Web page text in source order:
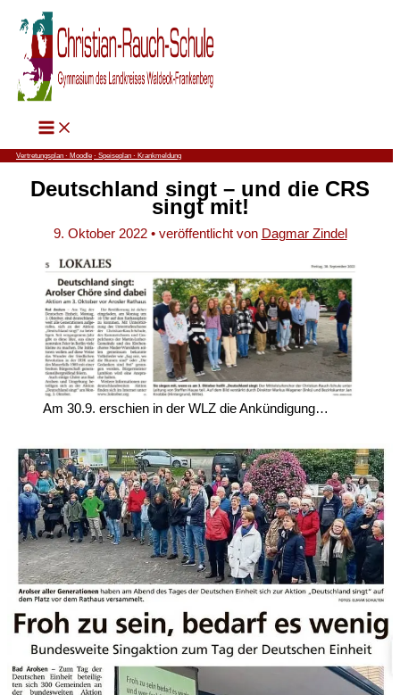
Zum
Inhalt
springen
Vertretungsplan ⋅ Moodle ⋅ Speiseplan ⋅ Krankmeldung
Deutschland singt – und die CRS
singt mit!
9. Oktober 2022 • veröffentlicht von Dagmar Zindel
Am 30.9. erschien in der WLZ die Ankündigung…